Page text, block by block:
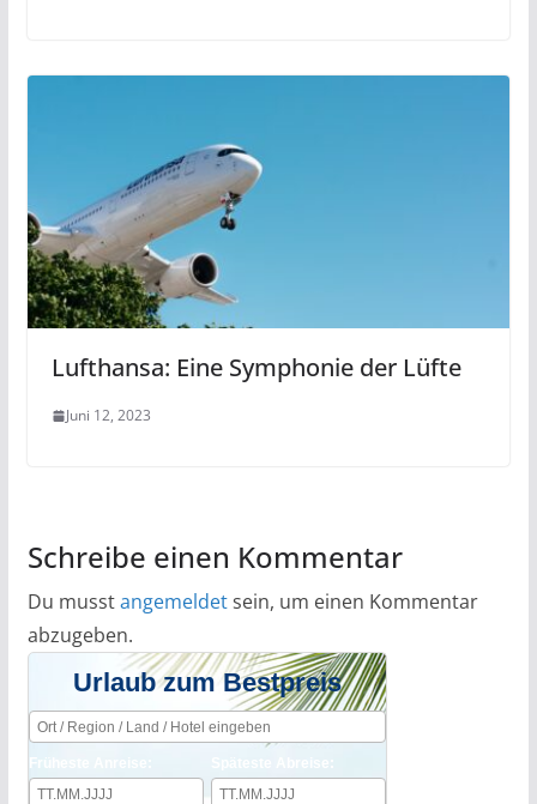
Lufthansa: Eine Symphonie der Lüfte
Juni 12, 2023
Schreibe einen Kommentar
Du musstangemeldetsein, um einen Kommentar
abzugeben.
Urlaub zum Bestpreis
Früheste Anreise: Späteste Abreise: